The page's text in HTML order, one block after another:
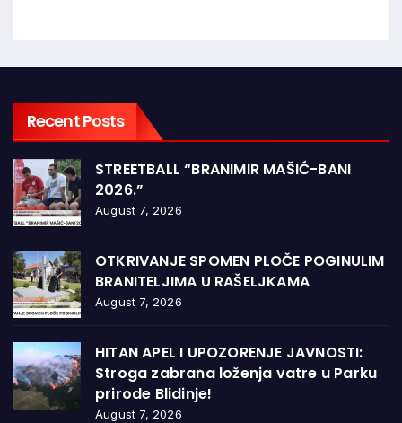
Recent Posts
STREETBALL “BRANIMIR MAŠIĆ-BANI
2026.”
August 7, 2026
OTKRIVANJE SPOMEN PLOČE POGINULIM
BRANITELJIMA U RAŠELJKAMA
August 7, 2026
HITAN APEL I UPOZORENJE JAVNOSTI:
Stroga zabrana loženja vatre u Parku
prirode Blidinje!
August 7, 2026